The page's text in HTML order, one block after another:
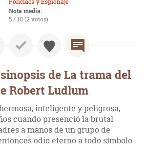
Policíaca y Espionaje
Nota media:
5 / 10 (2 votos)
de La trama del
Robert Ludlum
inteligente y peligrosa,
cuando presenció la brutal
a manos de un grupo de
odio eterno a todo símbolo